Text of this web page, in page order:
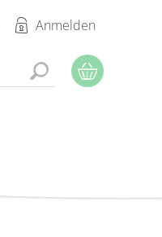
Anmelden